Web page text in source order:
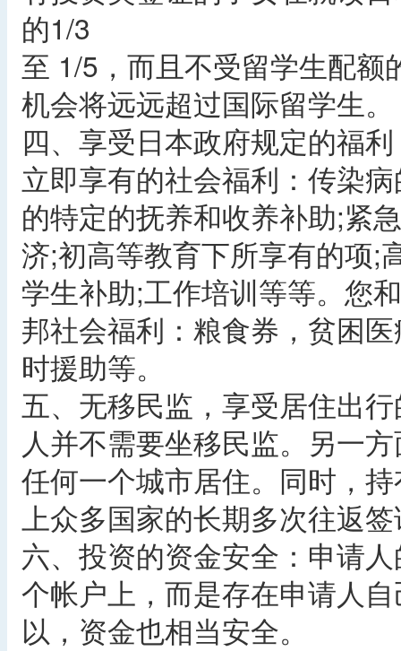
的1/3
至 1/5，而且不受留学生配
机会将远远超过国际留学生。
四、享受日本政府规定的福
立即享有的社会福利：传染
的特定的抚养和收养补助;紧
济;初高等教育下所享有的项;
学生补助;工作培训等等。您
邦社会福利：粮食券，贫困
时援助等。
五、无移民监，享受居住出
人并不需要坐移民监。另一
任何一个城市居住。同时，
上众多国家的长期多次往返
六、投资的资金安全：申请
个帐户上，而是存在申请人
以，资金也相当安全。